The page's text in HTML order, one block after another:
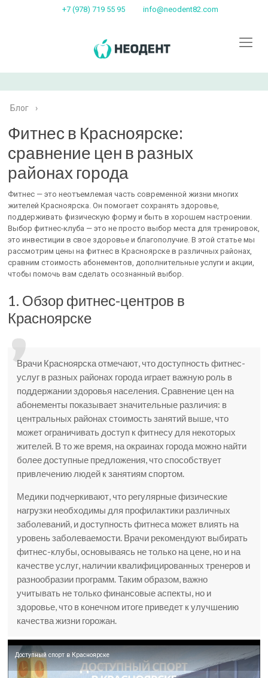
+7 (978) 719 55 95 info@neodent82.com
Блог ›
Фитнес в Красноярске:
сравнение цен в разных
районах города
Фитнес — это неотъемлемая часть современной жизни многих
жителей Красноярска. Он помогает сохранять здоровье,
поддерживать физическую форму и быть в хорошем настроении.
Выбор фитнес-клуба — это не просто выбор места для тренировок,
это инвестиции в свое здоровье и благополучие. В этой статье мы
рассмотрим цены на фитнес в Красноярске в различных районах,
сравним стоимость абонементов, дополнительные услуги и акции,
чтобы помочь вам сделать осознанный выбор.
1. Обзор фитнес-центров в
Красноярске
Врачи Красноярска отмечают, что доступность фитнес-
услуг в разных районах города играет важную роль в
поддержании здоровья населения. Сравнение цен на
абонементы показывает значительные различия: в
центральных районах стоимость занятий выше, что
может ограничивать доступ к фитнесу для некоторых
жителей. В то же время, на окраинах города можно найти
более доступные предложения, что способствует
привлечению людей к занятиям спортом.
Медики подчеркивают, что регулярные физические
нагрузки необходимы для профилактики различных
заболеваний, и доступность фитнеса может влиять на
уровень заболеваемости. Врачи рекомендуют выбирать
фитнес-клубы, основываясь не только на цене, но и на
качестве услуг, наличии квалифицированных тренеров и
разнообразии программ. Таким образом, важно
учитывать не только финансовые аспекты, но и
здоровье, что в конечном итоге приведет к улучшению
качества жизни горожан.
Доступный спорт в Красноярске